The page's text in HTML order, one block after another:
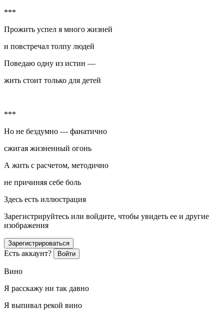
***
Прожить успел я много жизней
и повстречал толпу людей
Поведаю одну из истин —
жить стоит только для детей
***
Но не бездумно — фанатично
сжигая жизненный огонь
А жить с расчетом, методично
не причиняя себе боль
Здесь есть иллюстрация
Зарегистрируйтесь или войдите, чтобы увидеть ее и другие
изображения
Зарегистрироваться
Есть аккаунт? Войти
Вино
Я расскажу ни так давно
Я выпивал рекой вино